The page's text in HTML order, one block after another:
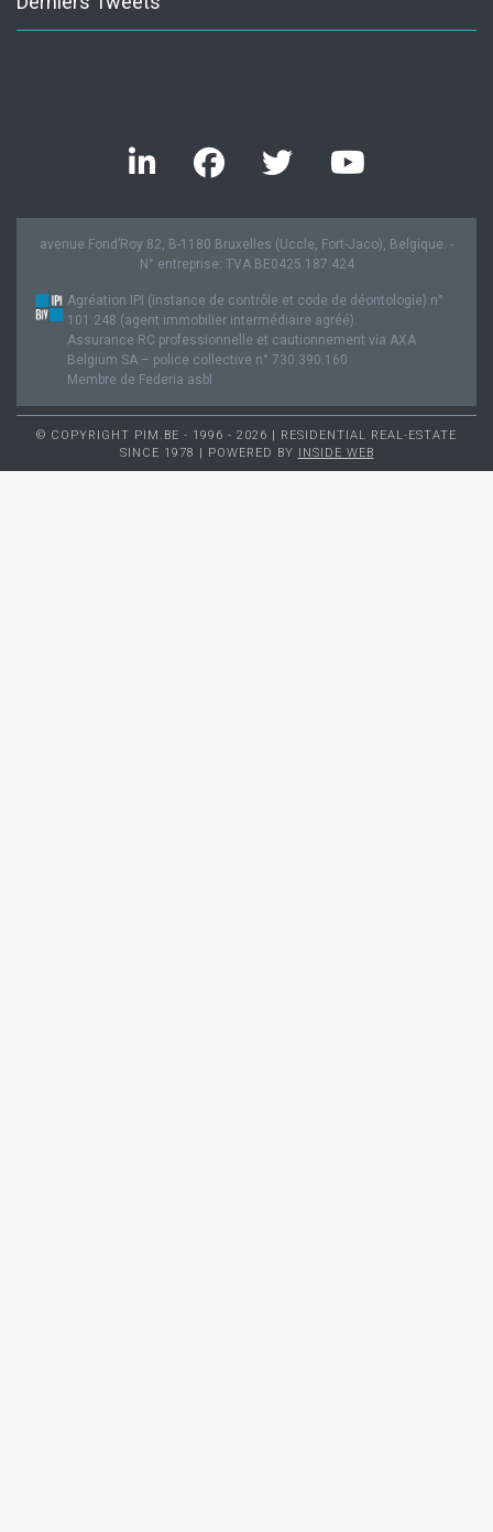
avenue Fond’Roy 82, B-1180 Bruxelles (Uccle, Fort-Jaco), Belgique. -
N° entreprise: TVA BE0425.187.424
Agréation IPI (instance de contrôle et code de déontologie) n°
101.248 (agent immobilier intermédiaire agréé).
Assurance RC professionnelle et cautionnement via AXA
Belgium SA – police collective n° 730.390.160
Membre de Federia asbl
© COPYRIGHT PIM.BE - 1996 - 2026 | RESIDENTIAL REAL-ESTATE
SINCE 1978 | POWERED BY INSIDE WEB